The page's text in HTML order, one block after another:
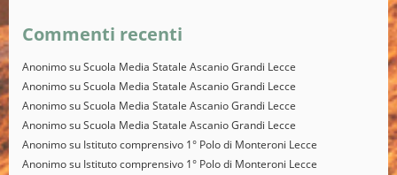
Commenti recenti
AnonimosuScuola Media Statale Ascanio Grandi Lecce
AnonimosuScuola Media Statale Ascanio Grandi Lecce
AnonimosuScuola Media Statale Ascanio Grandi Lecce
AnonimosuScuola Media Statale Ascanio Grandi Lecce
Anonimosu Istituto comprensivo 1° Polo di Monteroni Lecce
Anonimosu Istituto comprensivo 1° Polo di Monteroni Lecce